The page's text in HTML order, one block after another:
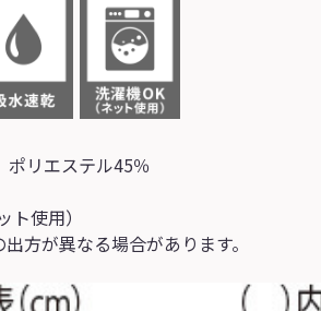
リエステル45％
使用）
方が異なる場合があります。